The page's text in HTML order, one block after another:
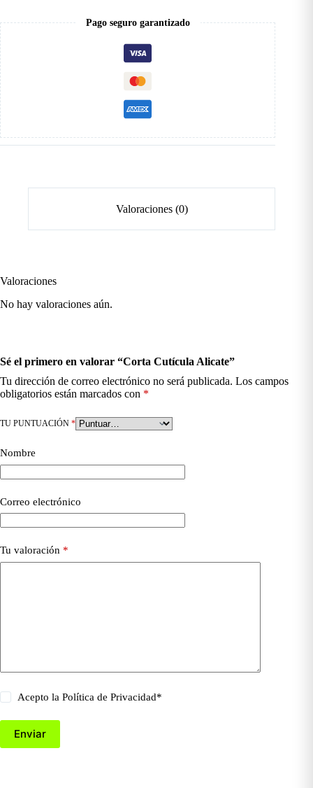
Pago seguro garantizado
Valoraciones (0)
Valoraciones
No hay valoraciones aún.
Sé el primero en valorar “Corta Cutícula Alicate”
Tu dirección de correo electrónico no será publicada. Los campos
obligatorios están marcados con *
TU PUNTUACIÓN *
Nombre
Correo electrónico
Tu valoración *
Acepto laPolítica de Privacidad*
Enviar